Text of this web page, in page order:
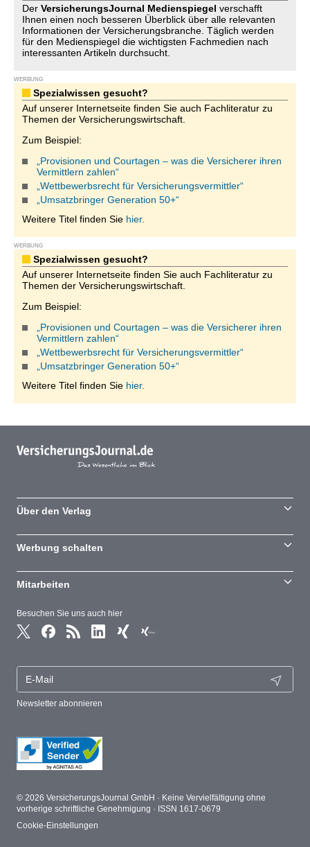
Der VersicherungsJournal Medienspiegel verschafft
Ihnen einen noch besseren Überblick über alle relevanten
Informationen der Versicherungsbranche. Täglich werden
für den Medienspiegel die wichtigsten Fachmedien nach
interessanten Artikeln durchsucht.
WERBUNG
Spezialwissen gesucht?
Auf unserer Internetseite finden Sie auch Fachliteratur zu
Themen der Versicherungswirtschaft.
Zum Beispiel:
„Provisionen und Courtagen – was die Versicherer ihren
Vermittlern zahlen“
„Wettbewerbsrecht für Versicherungsvermittler“
„Umsatzbringer Generation 50+“
Weitere Titel finden Sie hier.
WERBUNG
Spezialwissen gesucht?
Auf unserer Internetseite finden Sie auch Fachliteratur zu
Themen der Versicherungswirtschaft.
Zum Beispiel:
„Provisionen und Courtagen – was die Versicherer ihren
Vermittlern zahlen“
„Wettbewerbsrecht für Versicherungsvermittler“
„Umsatzbringer Generation 50+“
Weitere Titel finden Sie hier.
Besuchen Sie uns auch hier
Newsletter abonnieren
Über den Verlag
Werbung schalten
Mitarbeiten
© 2026 VersicherungsJournal GmbH · Keine Vervielfältigung ohne
vorherige schriftliche Genehmigung · ISSN 1617-0679
Cookie-Einstellungen